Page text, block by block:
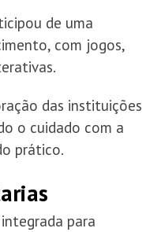
de uma
com jogos,
das instituições
o cuidado com a
prático.
para